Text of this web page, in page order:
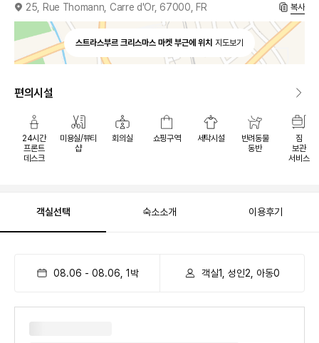
25, Rue Thomann, Carre d'Or, 67000, FR 복사
스트라스부르 크리스마스 마켓 부근에 위치 지도보기
편의시설
24시간
프론트
데스크
미용실/뷰티
샵
회의실 쇼핑구역 세탁시설
반려동물
동반
짐
보관
서비스
객실선택 숙소소개 이용후기
08.06 - 08.06 1 박 객실1, 성인2, 아동0